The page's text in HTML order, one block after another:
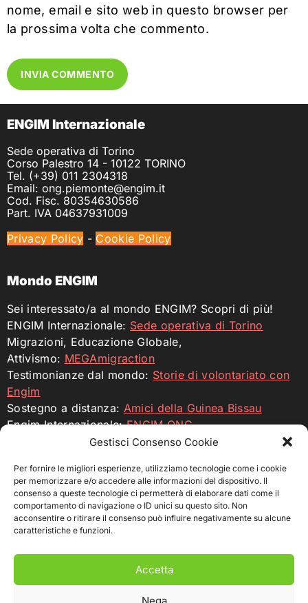
Gestisci Consenso Cookie
Per fornire le migliori esperienze, utilizziamo tecnologie come i cookie
per memorizzare e/o accedere alle informazioni del dispositivo. Il
consenso a queste tecnologie ci permetterà di elaborare dati come il
comportamento di navigazione o ID unici su questo sito. Non
acconsentire o ritirare il consenso può influire negativamente su alcune
caratteristiche e funzioni.
Accetta
Nega
nome, email e sito web in questo browser per
la prossima volta che commento.
ENGIM Internazionale
Sede operativa di Torino
Corso Palestro 14 - 10122 TORINO
Tel. (+39) 011 2304318
Email: ong.piemonte@engim.it
Cod. Fisc. 80354630586
Part. IVA 04637931009
Privacy Policy - Cookie Policy
Mondo ENGIM
Sei interessato/a al mondo ENGIM? Scopri di più!
ENGIM Internazionale: Sede operativa di Torino
Migrazioni, Educazione Globale,
Attivismo: MEGAmigraction
Testimonianze dal mondo: Storie di volontariato con
Engim
Sostegno a distanza: Amici della Guinea Bissau
Engim Internazionale:ENGIM ONG
Sostienici
Fai una donazione per sostenere i nostri incubatori e
imprenditori nei paesi dove operiamo.
c/c intestato a ENGIM – Ente Nazionale Giuseppini del